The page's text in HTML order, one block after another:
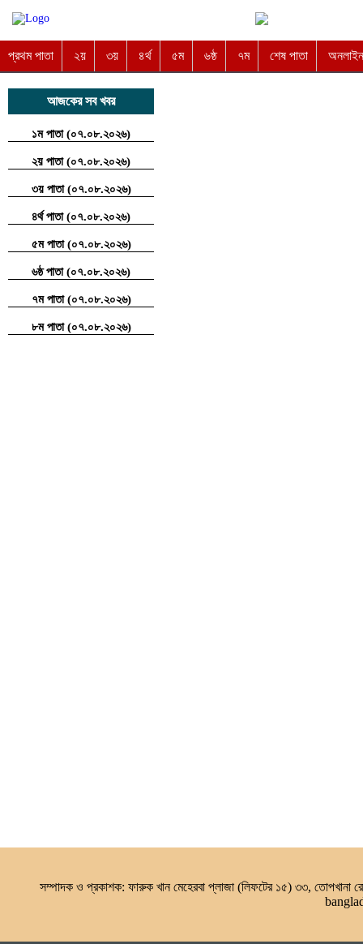
প্রথম পাতা ২য় ৩য় ৪র্থ ৫ম ৬ষ্ঠ ৭ম শেষ পাতা অনলাইন
আজকের সব খবর
১ম পাতা (০৭.০৮.২০২৬)
২য় পাতা (০৭.০৮.২০২৬)
৩য় পাতা (০৭.০৮.২০২৬)
৪র্থ পাতা (০৭.০৮.২০২৬)
৫ম পাতা (০৭.০৮.২০২৬)
৬ষ্ঠ পাতা (০৭.০৮.২০২৬)
৭ম পাতা (০৭.০৮.২০২৬)
৮ম পাতা (০৭.০৮.২০২৬)
সম্পাদক ও প্রকাশক: ফারুক খান মেহেরবা প্লাজা (লিফটের ১৫) ৩৩, তোপখানা